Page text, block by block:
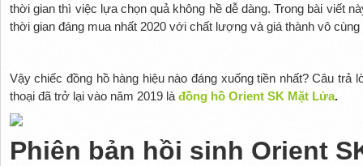
thời gian thì việc lựa chọn quả không hề dễ dàng. Trong bài viết
thời gian đáng mua nhất 2020 với chất lượng và giá thành vô
Vậy chiếc đồng hồ hàng hiệu nào đáng xuống tiền nhất? Câu trả
thoại đã trở lại vào năm 2019 là đồng hồ Orient SK Mặt Lửa.
Phiên bản hồi sinh Orient